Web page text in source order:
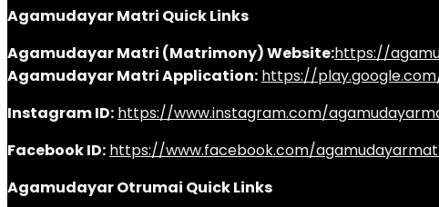
Agamudayar Matri Quick Links
Agamudayar Matri (Matrimony) Website:https://
Agamudayar Matri Application: https://
Instagram ID: https://www.instagram.com/
Facebook ID: https://www.facebook.com/
Agamudayar Otrumai Quick Links